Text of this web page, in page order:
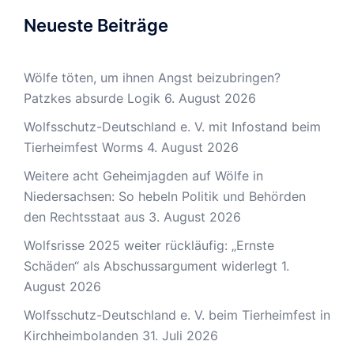
Neueste Beiträge
Wölfe töten, um ihnen Angst beizubringen?
Patzkes absurde Logik 6. August 2026
Wolfsschutz-Deutschland e. V. mit Infostand beim
Tierheimfest Worms 4. August 2026
Weitere acht Geheimjagden auf Wölfe in
Niedersachsen: So hebeln Politik und Behörden
den Rechtsstaat aus 3. August 2026
Wolfsrisse 2025 weiter rückläufig: „Ernste
Schäden“ als Abschussargument widerlegt 1.
August 2026
Wolfsschutz-Deutschland e. V. beim Tierheimfest in
Kirchheimbolanden 31. Juli 2026